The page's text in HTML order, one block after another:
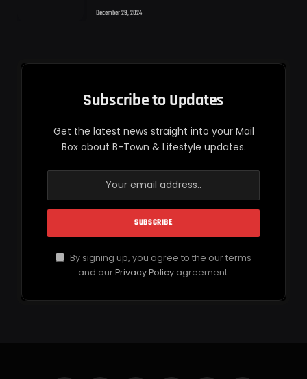
December 29, 2024
Subscribe to Updates
Get the latest news straight into your Mail
Box about B-Town & Lifestyle updates.
By signing up, you agree to the our terms
and ourPrivacy Policyagreement.